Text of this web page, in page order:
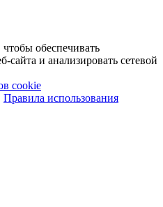
обеспечивать
сайта и анализировать сетевой
cookie
Правила использования